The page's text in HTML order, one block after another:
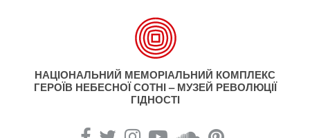
НАЦІОНАЛЬНИЙ МЕМОРІАЛЬНИЙ КОМПЛЕКС
ГЕРОЇВ НЕБЕСНОЇ СОТНІ – МУЗЕЙ РЕВОЛЮЦІЇ
ГІДНОСТІ